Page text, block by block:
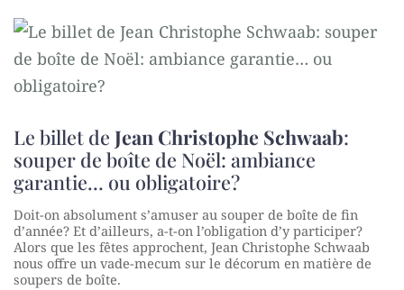
Le billet de Jean Christophe Schwaab:
souper de boîte de Noël: ambiance
garantie… ou obligatoire?
Doit-on absolument s’amuser au souper de boîte de fin
d’année? Et d’ailleurs, a-t-on l’obligation d’y participer?
Alors que les fêtes approchent, Jean Christophe Schwaab
nous offre un vade-mecum sur le décorum en matière de
soupers de boîte.